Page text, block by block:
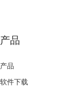
产品
产品
软件下载